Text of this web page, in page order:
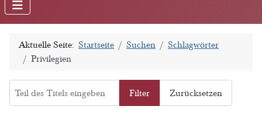
Aktuelle Seite: Startseite Suchen
Schlagwörter
Privilegien
Filter Zurücksetzen